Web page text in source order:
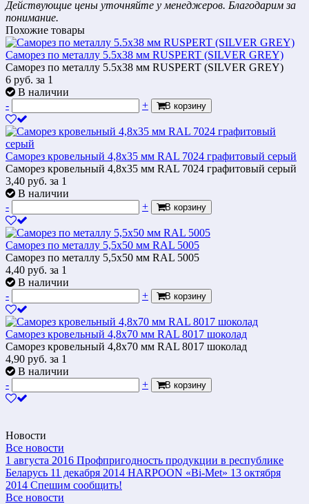
Действующие цены уточняйте у менеджеров. Благодарим за
понимание.
Похожие товары
Саморез по металлу 5.5х38 мм RUSPERT (SILVER GREY)
Саморез по металлу 5.5х38 мм RUSPERT (SILVER GREY)
6 руб. за 1
В наличии
-
+ В корзину
Саморез кровельный 4,8x35 мм RAL 7024 графитовый серый
Саморез кровельный 4,8x35 мм RAL 7024 графитовый серый
3,40 руб. за 1
В наличии
-
+ В корзину
Саморез по металлу 5,5x50 мм RAL 5005
Саморез по металлу 5,5x50 мм RAL 5005
4,40 руб. за 1
В наличии
-
+ В корзину
Саморез кровельный 4,8x70 мм RAL 8017 шоколад
Саморез кровельный 4,8x70 мм RAL 8017 шоколад
4,90 руб. за 1
В наличии
-
+ В корзину
Новости
Все новости
1 августа 2016 Профпригодность продукции в республике
Беларусь 11 декабря 2014 HARPOON «Bi-Met» 13 октября
2014 Спешим сообщить!
Все новости